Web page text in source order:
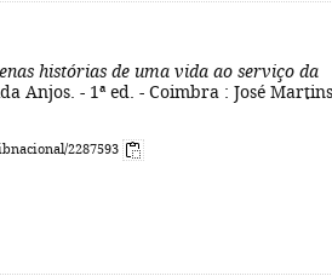
histórias de uma vida ao serviço da
Anjos. - 1ª ed. - Coimbra : José Martins
2287593